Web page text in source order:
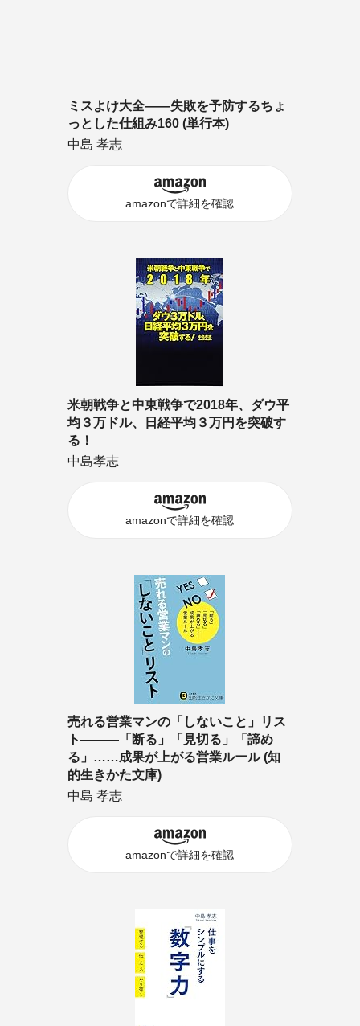
ミスよけ大全――失敗を予防するちょ
っとした仕組み160 (単行本)
中島 孝志
amazonで詳細を確認
米朝戦争と中東戦争で2018年、ダウ平
均３万ドル、日経平均３万円を突破す
る！
中島孝志
amazonで詳細を確認
売れる営業マンの「しないこと」リス
ト―――「断る」「見切る」「諦め
る」……成果が上がる営業ルール (知
的生きかた文庫)
中島 孝志
amazonで詳細を確認